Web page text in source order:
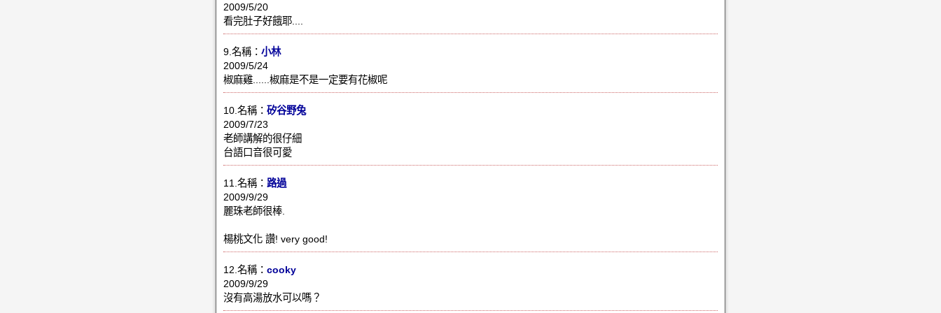
2009/5/20
看完肚子好餓耶....
9.名稱： 小林
2009/5/24
椒麻雞......椒麻是不是一定要有花椒呢
10.名稱： 矽谷野兔
2009/7/23
老師講解的很仔細
台語口音很可愛
11.名稱： 路過
2009/9/29
麗珠老師很棒.
楊桃文化 讚! very good!
12.名稱： cooky
2009/9/29
沒有高湯放水可以嗎？